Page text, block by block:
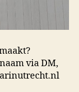
via DM,